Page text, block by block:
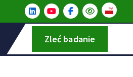
Zleć badanie